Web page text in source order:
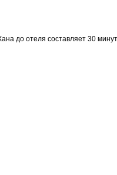
до отеля составляет 30 минут